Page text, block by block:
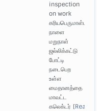
inspection
on work
கரியபெருமாள்புதூரில்
நாளை
மறுநாள்
ஜல்லிக்கட்டு
போட்டி
நடைபெற
உள்ள
மைதானத்தை
மாவட்ட
கலெக்டர் [Read